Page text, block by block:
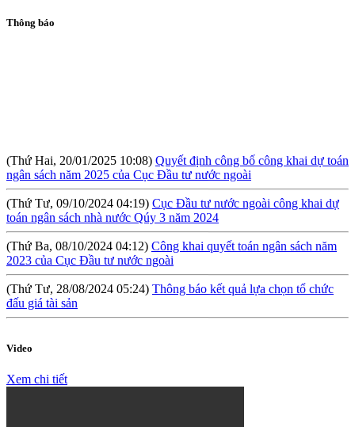
Thông báo
ngân sách năm 2025 của Cục Đầu tư nước ngoài
(Thứ Tư, 09/10/2024 04:19)Cục Đầu tư nước ngoài công khai dự
toán ngân sách nhà nước Qúy 3 năm 2024
(Thứ Ba, 08/10/2024 04:12)Công khai quyết toán ngân sách năm
2023 của Cục Đầu tư nước ngoài
(Thứ Tư, 28/08/2024 05:24)Thông báo kết quả lựa chọn tổ chức
đấu giá tài sản
(Thứ Sáu, 09/08/2024 10:57)Hội thảo: Cơ chế khuyến khích đầu tư
sách Quý I năm 2024
Video
Xem chi tiết